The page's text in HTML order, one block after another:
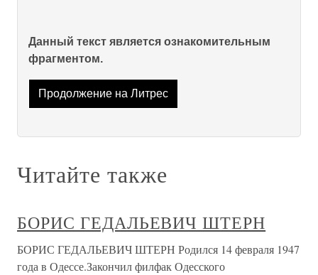
Данный текст является ознакомительным
фрагментом.
Продолжение на Литрес
Читайте также
БОРИС ГЕДАЛЬЕВИЧ ШТЕРН
БОРИС ГЕДАЛЬЕВИЧ ШТЕРН Родился 14 февраля 1947
года в Одессе.Закончил филфак Одесского